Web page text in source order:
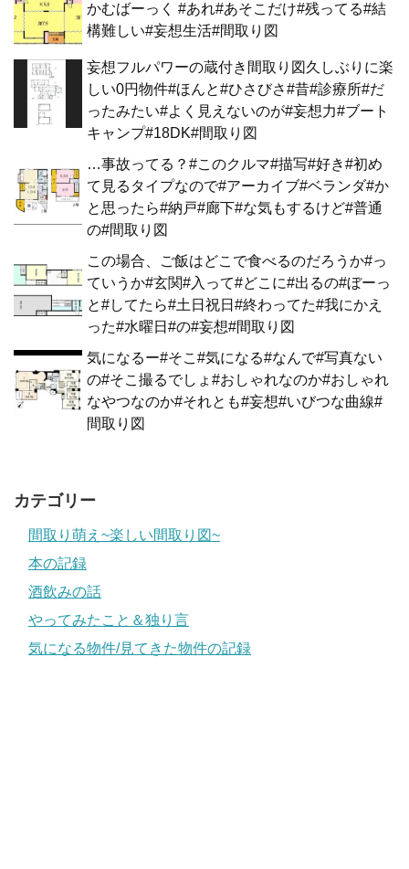
かむばーっく #あれ#あそこだけ#残ってる#結
構難しい#妄想生活#間取り図
妄想フルパワーの蔵付き間取り図久しぶりに楽
しい0円物件#ほんと#ひさびさ#昔#診療所#だ
ったみたい#よく見えないのが#妄想力#ブート
キャンプ#18DK#間取り図
…事故ってる？#このクルマ#描写#好き#初め
て見るタイプなので#アーカイブ#ベランダ#か
と思ったら#納戸#廊下#な気もするけど#普通
の#間取り図
この場合、ご飯はどこで食べるのだろうか#っ
ていうか#玄関#入って#どこに#出るの#ぼーっ
と#してたら#土日祝日#終わってた#我にかえ
った#水曜日#の#妄想#間取り図
気になるー#そこ#気になる#なんで#写真ない
の#そこ撮るでしょ#おしゃれなのか#おしゃれ
なやつなのか#それとも#妄想#いびつな曲線#
間取り図
カテゴリー
間取り萌え~楽しい間取り図~
本の記録
酒飲みの話
やってみたこと＆独り言
気になる物件/見てきた物件の記録